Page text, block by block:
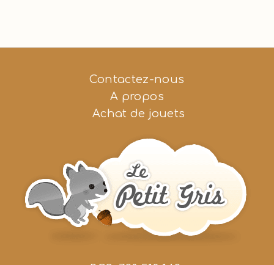
Contactez-nous
A propos
Achat de jouets